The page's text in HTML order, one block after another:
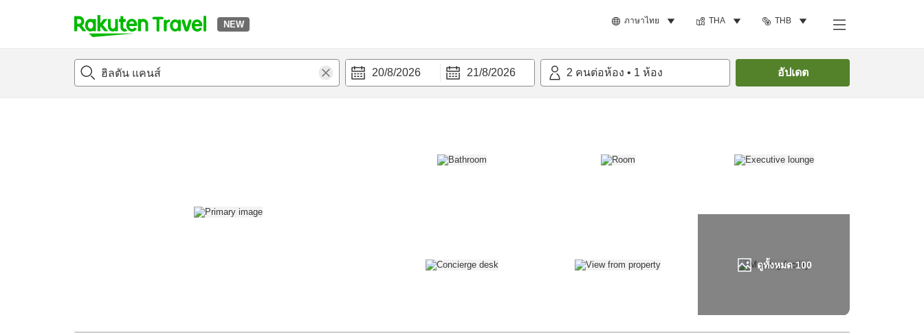
NEW ภาษาไทย THA THB
t
p
20/8/2026 21/8/2026 2 คนต่อห้อง • 1 ห้อง อัปเดต
ดูทั้งหมด100
แนะนำที่พักห้องพักและแพลนพัก ค้นหาห้องพัก